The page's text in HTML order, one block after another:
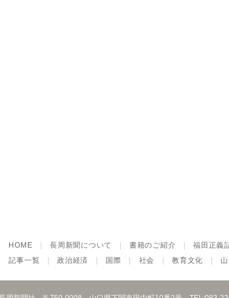
HOME |長周新聞について |書籍のご紹介 |福田正義
|記事一覧 |政治経済 国際 社会 |教育文化